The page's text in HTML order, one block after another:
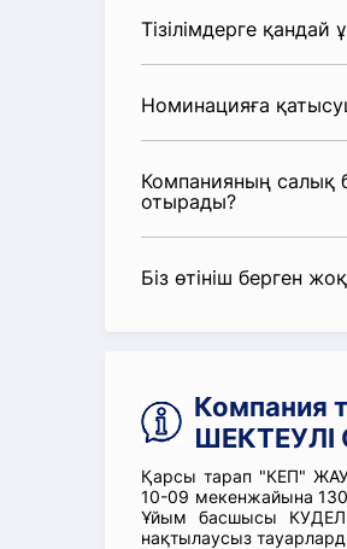
Тізілімдерге
Номинацияға
Компанияның салық
отырады?
Біз өтініш берген
Компания
ШЕКТЕУЛІ
Қарсы тарап "КЕП"
10-09 мекенжайына
Ұйым басшысы
нақтылаусыз